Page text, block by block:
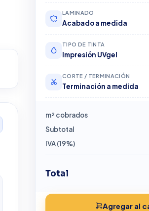
LAMINADO
Acabado a medida
TIPO DE TINTA
Impresión UVgel
CORTE / TERMINACIÓN
Terminación a medida
m² cobrados
Subtotal
IVA (19%)
Total
Agregar al